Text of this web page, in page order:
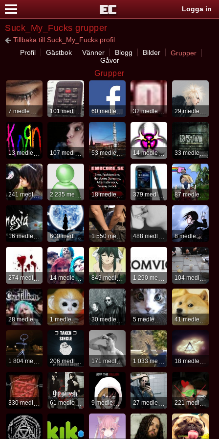
Logga in
Suck_My_Fucks grupper
Tillbaka till Suck_My_Fucks profil
Profil
Gästbok Vänner Blogg Bilder
Grupper
Gåvor
Grupper
7 medlemmar 101 medlemmar 60 medlemmar 32 medlemmar 29 medlemmar
107 medlemmar 53 medlemmar 14 medlemmar 33 medlemmar
241 medlemmar 2 235 medlemmar 18 medlemmar 379 medlemmar 87 medlemmar
16 medlemmar 600 medlemmar 1 550 medlemmar 8 medlemmar
274 medlemmar 14 medlemmar 849 medlemmar 1 290 medlemmar 104 medlemmar
28 medlemmar 1 medlemmar 5 medlemmar 41 medlemmar
206 medlemmar 171 medlemmar 1 033 medlemmar
61 medlemmar 9 medlemmar 27 medlemmar 221 medlemmar